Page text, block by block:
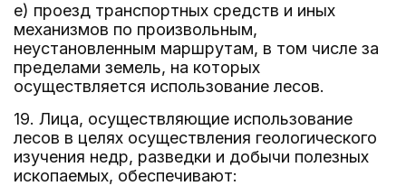
е) проезд транспортных средств и иных
механизмов по произвольным,
неустановленным маршрутам, в том числе за
пределами земель, на которых
осуществляется использование лесов.
19. Лица, осуществляющие использование
лесов в целях осуществления геологического
изучения недр, разведки и добычи полезных
ископаемых, обеспечивают: